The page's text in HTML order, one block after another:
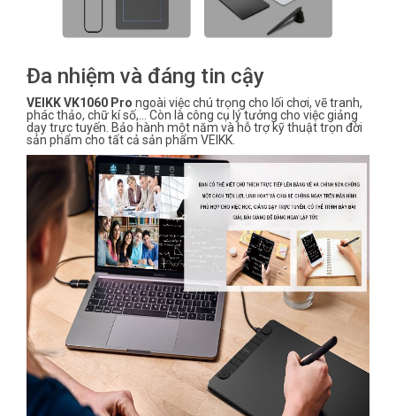
Đa nhiệm và đáng tin cậy
VEIKK VK1060 Pro ngoài việc chú trọng cho lối chơi, vẽ tranh,
phác thảo, chữ kí số,… Còn là công cụ lý tưởng cho việc giảng
dạy trực tuyến. Bảo hành một năm và hỗ trợ kỹ thuật trọn đời
sản phẩm cho tất cả sản phẩm VEIKK.